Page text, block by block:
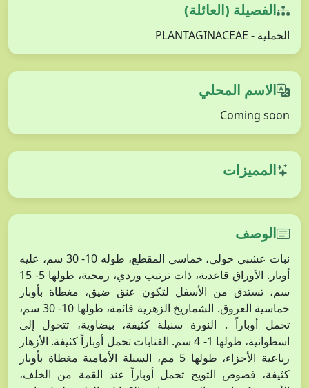
الفصيلة (العائلة)
الحملية - PLANTAGINACEAE
الاسم المحلي
Coming soon
المميزات
الوصف
نبات عشبي حولي، خماسي المقطع، طوله 10- 30 سم، عليه
أوبار. الأوراق قاعدية، ذات ترتيب وردي، رمحية، طولها 5- 15
سم، تستدق من الأسفل لتكون عنق ضيق، مغطاة بأوبار
خماسية العروق. الشماريخ الزهرية قائمة، طولها 10- 30 سم،
تحمل أوباراً . النورة سنبلة كثيفة، بيضاوية، تتحول إلى
اسطوانية، طولها 1- 4 سم. القنابات تحمل أوباراً كثيفة. الأزهار
رباعية الأجزاء، طولها 5 مم، السبلة الأمامية مغطاة بأوبار
كثيفة، فصوص التويج تحمل أوباراً عند القمة من الخلف،